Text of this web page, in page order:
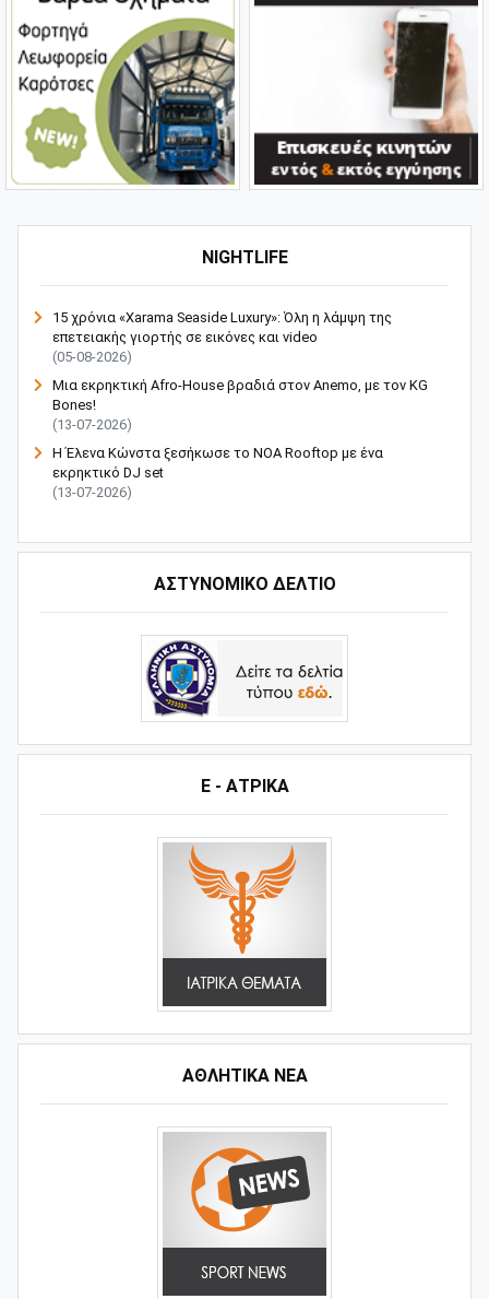
NIGHTLIFE
15 χρόνια «Xarama Seaside Luxury»: Όλη η λάμψη της
επετειακής γιορτής σε εικόνες και video
(05-08-2026)
Μια εκρηκτική Afro-House βραδιά στον Anemo, με τον KG
Bones!
(13-07-2026)
Η Έλενα Κώνστα ξεσήκωσε το NOA Rooftop με ένα
εκρηκτικό DJ set
(13-07-2026)
ΑΣΤΥΝΟΜΙΚΟ ΔΕΛΤΙΟ
Ε - ΑΤΡΙΚΑ
ΑΘΛΗΤΙΚΆ ΝΈΑ